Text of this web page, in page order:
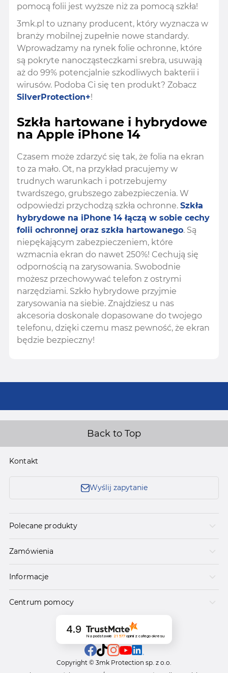
pomocą folii jest wyższe niż za pomocą szkła!
3mk.pl to uznany producent, który wyznacza w
branży mobilnej zupełnie nowe standardy.
Wprowadzamy na rynek folie ochronne, które
są pokryte nanocząsteczkami srebra, usuwają
aż do 99% potencjalnie szkodliwych bakterii i
wirusów. Podoba Ci się ten produkt? Zobacz
SilverProtection+!
Szkła hartowane i hybrydowe
na Apple iPhone 14
Czasem może zdarzyć się tak, że folia na ekran
to za mało. Ot, na przykład pracujemy w
trudnych warunkach i potrzebujemy
twardszego, grubszego zabezpieczenia. W
odpowiedzi przychodzą szkła ochronne. Szkła
hybrydowe na iPhone 14 łączą w sobie cechy
folii ochronnej oraz szkła hartowanego. Są
niepękającym zabezpieczeniem, które
wzmacnia ekran do nawet 250%! Cechują się
odpornością na zarysowania. Swobodnie
możesz przechowywać telefon z ostrymi
narzędziami. Szkło hybrydowe przyjmie
zarysowania na siebie. Znajdziesz u nas
akcesoria doskonale dopasowane do twojego
telefonu, dzięki czemu masz pewność, że ekran
będzie bezpieczny!
Back to Top
Kontakt
Wyślij zapytanie
Polecane produkty
Zamówienia
Informacje
Centrum pomocy
4.9
Na podstawie 21 577opinii z całego okresu
Copyright © 3mk Protection sp. z o.o.